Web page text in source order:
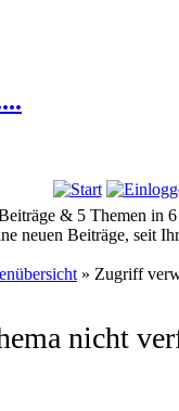
& 5 Themen in
neuen Beiträge, seit
» Zugriff
nicht